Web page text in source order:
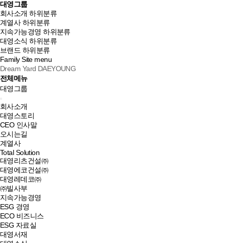
대영그룹
회사소개 하위분류
계열사 하위분류
지속가능경영 하위분류
대영소식 하위분류
브랜드 하위분류
Family Site menu
Dream Yard DAEYOUNG
전체메뉴
대영그룹
회사소개
대영스토리
CEO 인사말
오시는길
계열사
Total Solution
대영리츠건설㈜
대영에코건설㈜
대영레데코㈜
㈜빌사부
지속가능경영
ESG 경영
ECO 비즈니스
ESG 자료실
대영서재